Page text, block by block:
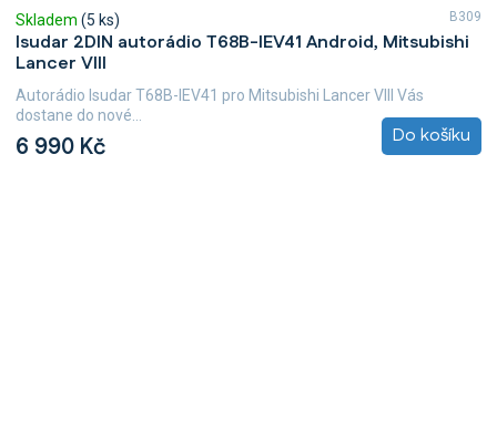
Isudar 2DIN autorádio T68B-IEV41 Android, Mitsubishi
Lancer VIII
Skladem (5 ks)
6 990 Kč Do košíku
Autorádio Isudar T68B-IEV41 pro Mitsubishi Lancer VIII Vás
dostane do nové...
B309